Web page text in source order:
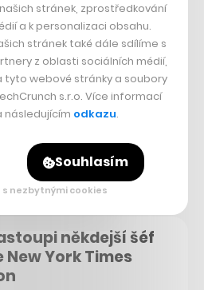
poplatek za vjezd
města. V
takového nehrozí
někdejší šéf
New York Times
stránek, zprostředkování
a k personalizaci obsahu.
stránek také dále sdílíme s
z oblasti sociálních médií,
tyto webové stránky a soubory
s.r.o. Více informací
následujícím odkazu.
Souhlasím
nezbytnými cookies